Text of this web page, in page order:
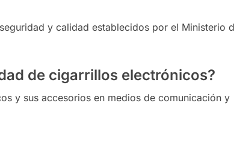
y calidad establecidos por el Ministerio
de cigarrillos electrónicos?
y sus accesorios en medios de comunicación y